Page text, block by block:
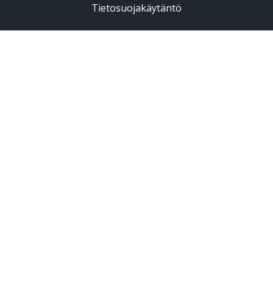
Tietosuojakäytäntö